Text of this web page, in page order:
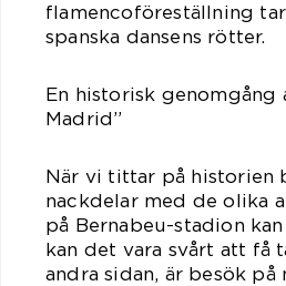
flamencoföreställning
spanska dansens rötter.
En historisk
Madrid”
När vi tittar på historien
nackdelar med de olika
på Bernabeu-stadion
kan det vara svårt att få
andra sidan, är besök